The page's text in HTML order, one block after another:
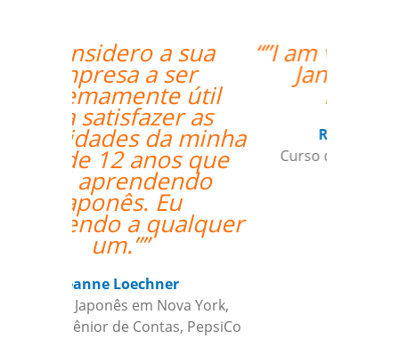
“”I am very happy with
Jane, I love our
lessons.””
Roland Tschanz
Curso de em Belo Horizonte